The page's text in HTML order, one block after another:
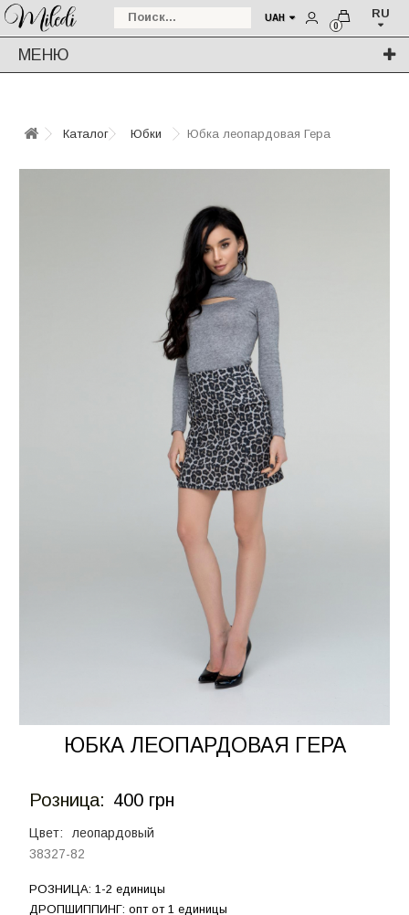
UAH RU
0
МЕНЮ
Каталог Юбки Юбка леопардовая Гера
ЮБКА ЛЕОПАРДОВАЯ ГЕРА
Розница: 400 грн
Цвет:
леопардовый
38327-82
РОЗНИЦА: 1-2 единицы
ДРОПШИППИНГ: опт от 1 единицы